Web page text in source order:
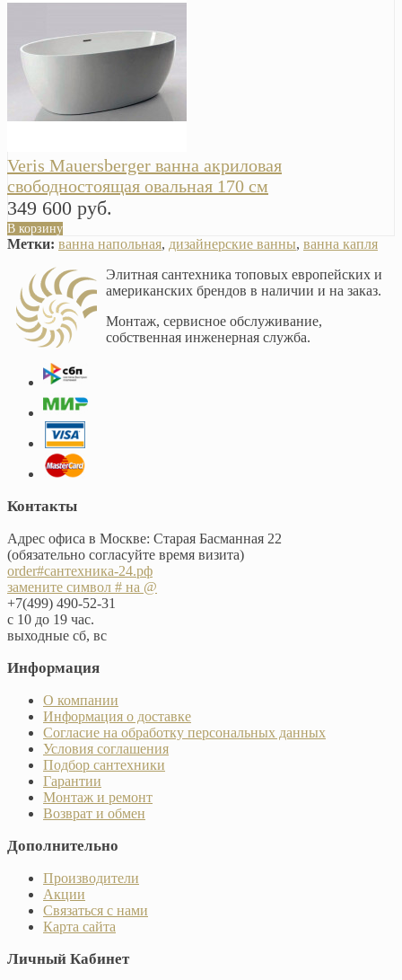
Veris Mauersberger ванна акриловая
свободностоящая овальная 170 см
349 600 руб.
В корзину
Метки: ванна напольная, дизайнерские ванны, ванна капля
Элитная сантехника топовых европейских и
американских брендов в наличии и на заказ.
Монтаж, сервисное обслуживание,
собственная инженерная служба.
Контакты
Адрес офиса в Москве: Старая Басманная 22
(обязательно согласуйте время визита)
order#сантехника-24.рф
замените символ # на @
+7(499) 490-52-31
с 10 до 19 час.
выходные сб, вс
Информация
О компании
Информация о доставке
Согласие на обработку персональных данных
Условия соглашения
Подбор сантехники
Гарантии
Монтаж и ремонт
Возврат и обмен
Дополнительно
Производители
Акции
Связаться с нами
Карта сайта
Личный Кабинет